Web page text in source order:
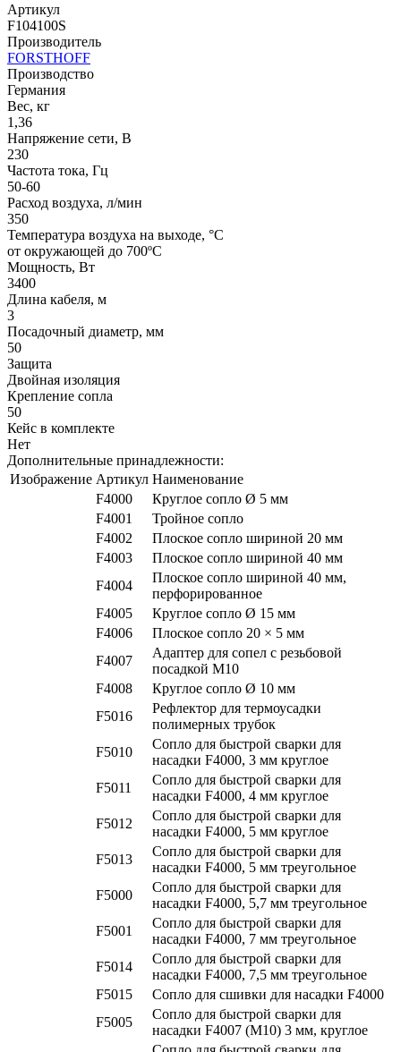
Артикул
F104100S
Производитель
FORSTHOFF
Производство
Германия
Вес, кг
1,36
Напряжение сети, В
230
Частота тока, Гц
50-60
Расход воздуха, л/мин
350
Температура воздуха на выходе, °C
от окружающей до 700ºС
Мощность, Вт
3400
Длина кабеля, м
3
Посадочный диаметр, мм
50
Защита
Двойная изоляция
Крепление сопла
50
Кейс в комплекте
Нет
Дополнительные принадлежности:
Изображение Артикул Наименование
F4000
Круглое сопло Ø 5 мм
F4001
Тройное сопло
F4002
Плоское сопло шириной 20 мм
F4003
Плоское сопло шириной 40 мм
F4004
Плоское сопло шириной 40 мм,
перфорированное
F4005
Круглое сопло Ø 15 мм
F4006
Плоское сопло 20 × 5 мм
F4007
Адаптер для сопел с резьбовой
посадкой М10
F4008
Круглое сопло Ø 10 мм
F5016
Рефлектор для термоусадки
полимерных трубок
F5010
Сопло для быстрой сварки для
насадки F4000, 3 мм круглое
F5011
Сопло для быстрой сварки для
насадки F4000, 4 мм круглое
F5012
Сопло для быстрой сварки для
насадки F4000, 5 мм круглое
F5013
Сопло для быстрой сварки для
насадки F4000, 5 мм треугольное
F5000
Сопло для быстрой сварки для
насадки F4000, 5,7 мм треугольное
F5001
Сопло для быстрой сварки для
насадки F4000, 7 мм треугольное
F5014
Сопло для быстрой сварки для
насадки F4000, 7,5 мм треугольное
F5015
Сопло для сшивки для насадки F4000
F5005
Сопло для быстрой сварки для
насадки F4007 (M10) 3 мм, круглое